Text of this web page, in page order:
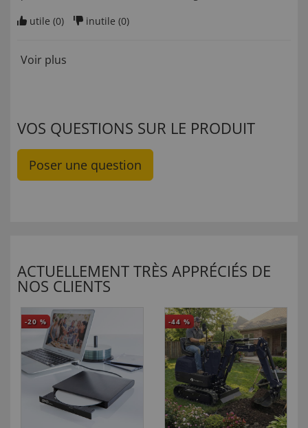
utile (0) inutile (0)
Voir plus
VOS QUESTIONS SUR LE PRODUIT
Poser une question
ACTUELLEMENT TRÈS APPRÉCIÉS DE
NOS CLIENTS
-20 % -44 %